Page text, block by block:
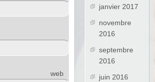
web
janvier 2017
novembre
2016
septembre
2016
juin 2016